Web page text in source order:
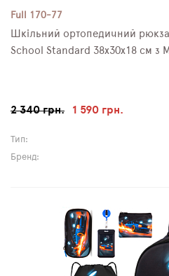
Full 170-77
Шкільний ортопедичний
School Standard 38х30х18 см з
2 340 грн. 1 590 грн.
Тип:
Бренд: